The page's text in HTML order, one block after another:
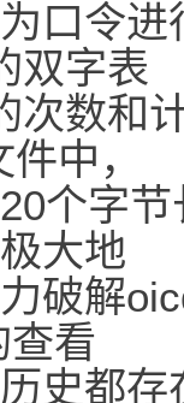
口令
双字表
次数和
中，
个字
大地
破解
查看
史都